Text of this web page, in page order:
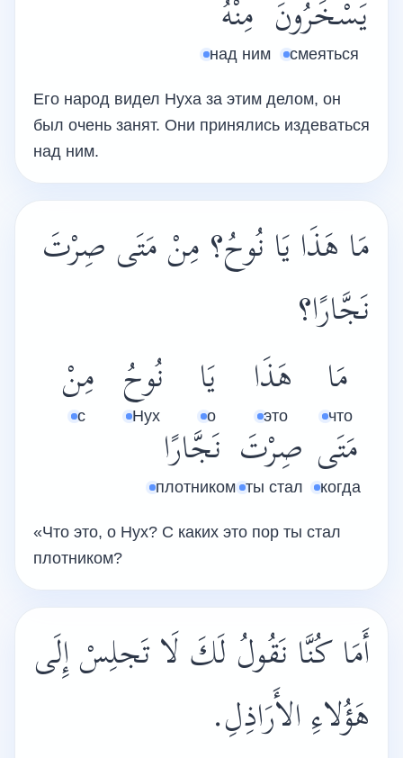
يَسْخَرُونَ
смеяться
مِنْهُ
над ним
Его народ видел Нуха за этим делом, он
был очень занят. Они принялись издеваться
над ним.
مَا هَذَا يَا نُوحُ؟ مِنْ مَتَى صِرْتَ
نَجَّارًا؟
مَا
что
هَذَا
это
يَا
о
نُوحُ
Нух
مِنْ
с
مَتَى
когда
صِرْتَ
ты стал
نَجَّارًا
плотником
«Что это, о Нух? С каких это пор ты стал
плотником?
أَمَا كُنَّا نَقُولُ لَكَ لَا تَجلِسْ إِلَى
هَؤُلاءِ الأَرَاذِلِ.